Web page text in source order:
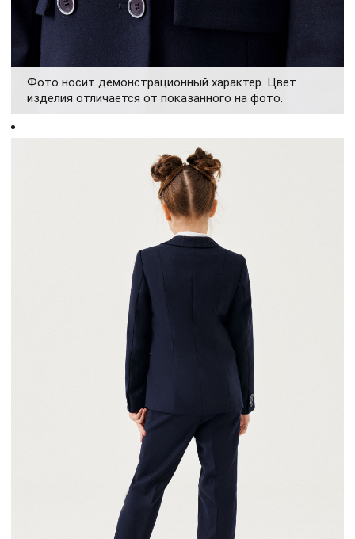
Фото носит демонстрационный характер. Цвет
изделия отличается от показанного на фото.